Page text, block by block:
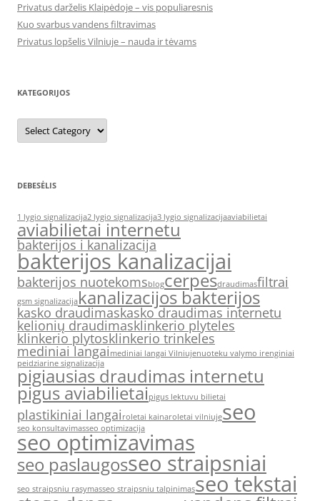
Privatus darželis Klaipėdoje – vis populiaresnis
Kuo svarbus vandens filtravimas
Privatus lopšelis Vilniuje – nauda ir tėvams
KATEGORIJOS
Kategorijos
DEBESĖLIS
1 lygio signalizacija2 lygio signalizacija3 lygio signalizacijaaviabilietai
aviabilietai internetu
bakterijos i kanalizacija
bakterijos kanalizacijai
bakterijos nuotekomsblogcerpesdraudimasfiltrai
gsm signalizacijakanalizacijos bakterijos
kasko draudimaskasko draudimas internetu
kelionių draudimasklinkerio plyteles
klinkerio plytosklinkerio trinkeles
mediniai langai mediniai langai Vilniujenuoteku valymo irenginiai
peidziarine signalizacija
pigiausias draudimas internetu
pigus aviabilietaipigus lektuvu bilietai
plastikiniai langai roletai kainaroletai vilniujeseo
seo konsultavimasseo optimizacija
seo optimizavimas
seo paslaugosseo straipsniai
seo straipsniu rasymasseo straipsniu talpinimasseo tekstai